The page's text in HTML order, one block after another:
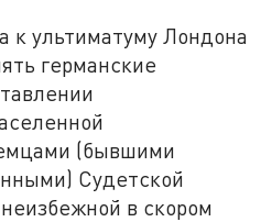
к ультиматуму Лондона
германские
(бывшими
Судетской
в скором